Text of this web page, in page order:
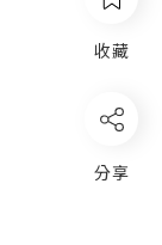
收藏
分享